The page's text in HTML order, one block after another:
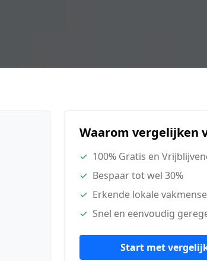
Waarom vergelijken
✓ 100% Gratis en
✓ Bespaar tot wel 30%
✓ Erkende lokale
✓ Snel en eenvoudig
Start met